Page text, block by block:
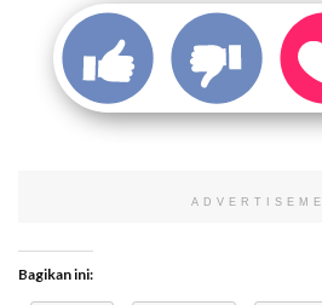
Bagikan ini: